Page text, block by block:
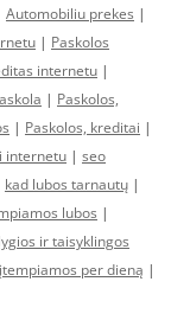
Automobiliu prekes |
| Paskolos
internetu |
| Paskolos,
| Paskolos, kreditai |
internetu | seo
kad lubos tarnautų |
lubos |
lygios ir taisyklingos
įtempiamos per dieną |